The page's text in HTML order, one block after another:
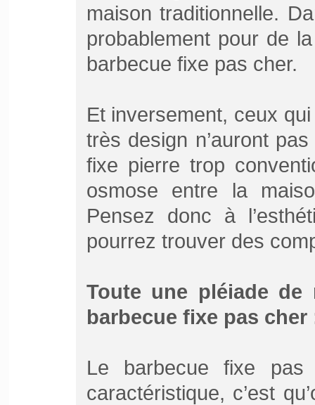
maison traditionnelle.
probablement pour de
barbecue fixe pas cher.
Et inversement, ceux
très design n’auront
fixe pierre trop
osmose entre la
Pensez donc à
pourrez trouver des
Toute une pléiade
barbecue fixe pas cher
Le barbecue fixe
caractéristique, c’est